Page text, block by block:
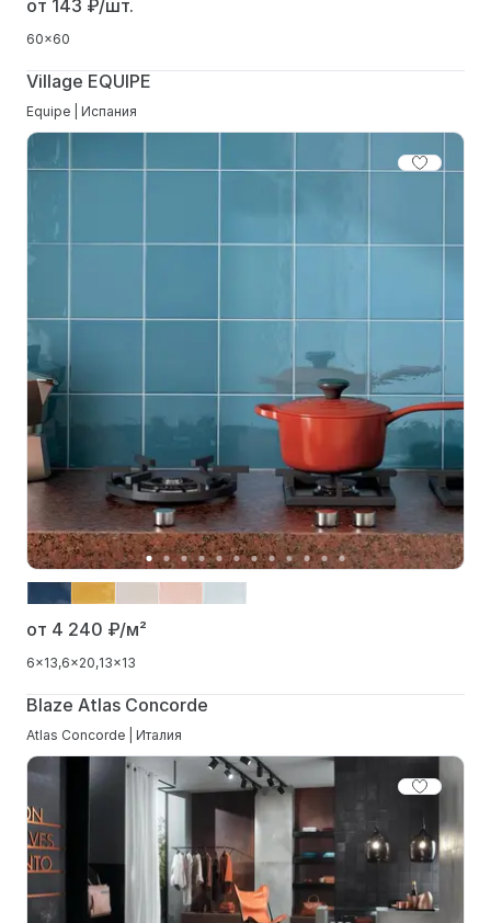
от 143 ₽/шт.
60x60
Village EQUIPE
Equipe | Испания
от 4 240 ₽/м²
6x13 6x20 13x13
Blaze Atlas Concorde
Atlas Concorde | Италия